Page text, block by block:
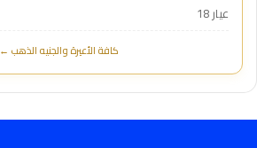
عيار 18
كافة الأعيرة والجنيه الذهب ←